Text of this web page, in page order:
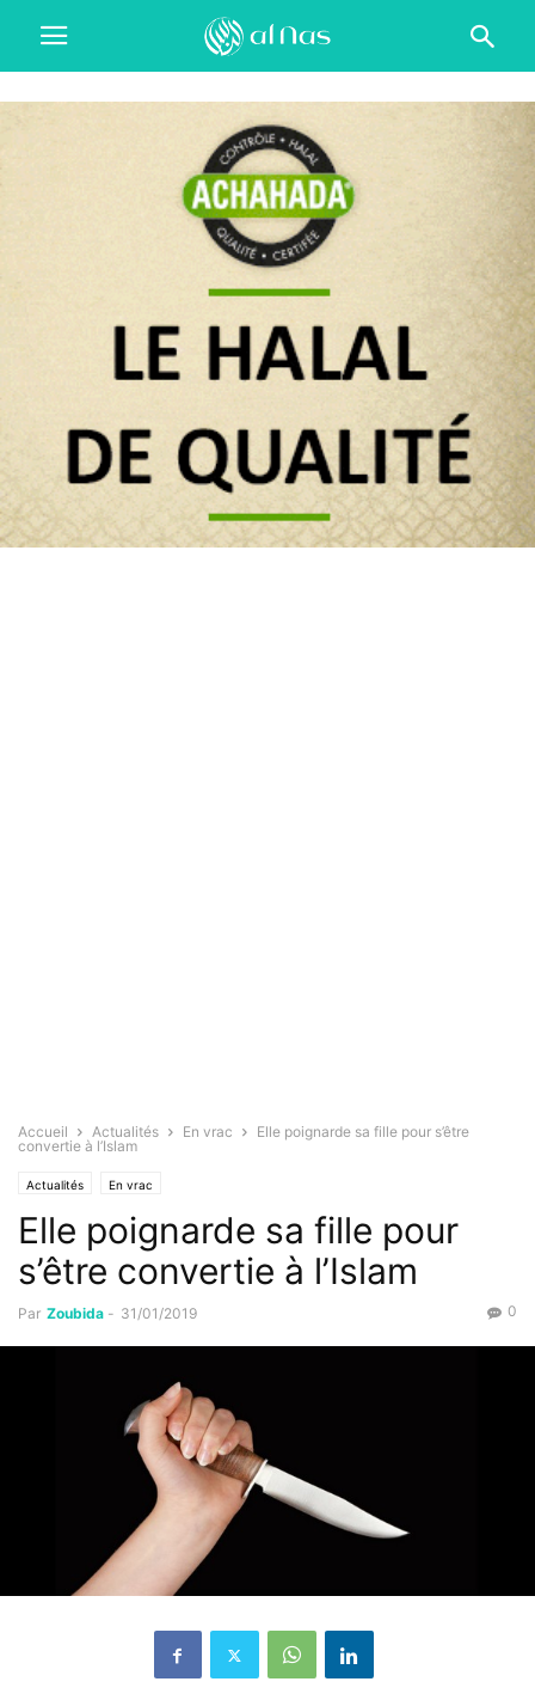
Accueil Actualités En vrac
Elle poignarde sa fille pour s’être
convertie à l’Islam
Actualités En vrac
Elle poignarde sa fille pour
s’être convertie à l’Islam
Par Zoubida - 31/01/2019 0